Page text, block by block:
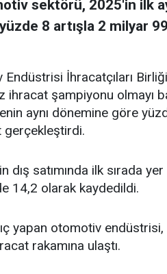
sektörü, 2025'in ilk
8 artışla 2 milyar
İhracatçıları
ihracat şampiyonu olmayı
aynı dönemine göre
gerçekleştirdi.
dış satımında ilk sırada
14,2 olarak kaydedildi.
yapan otomotiv
rakamına ulaştı.